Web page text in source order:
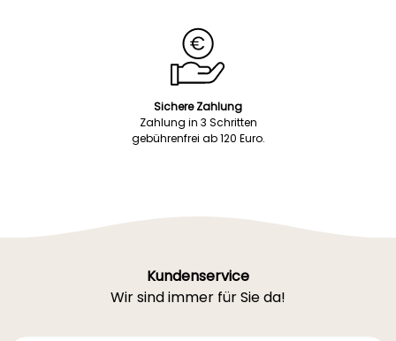
Sichere Zahlung
Zahlung in 3 Schritten
gebührenfrei ab 120 Euro.
Kundenservice
Wir sind immer für Sie da!